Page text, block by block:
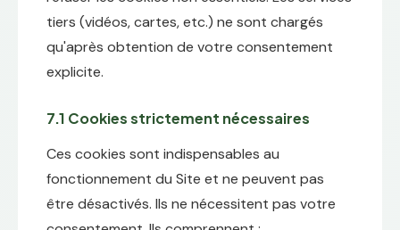
tiers (vidéos, cartes, etc.) ne sont chargés
qu'après obtention de votre consentement
explicite.
7.1 Cookies strictement nécessaires
Ces cookies sont indispensables au
fonctionnement du Site et ne peuvent pas
être désactivés. Ils ne nécessitent pas votre